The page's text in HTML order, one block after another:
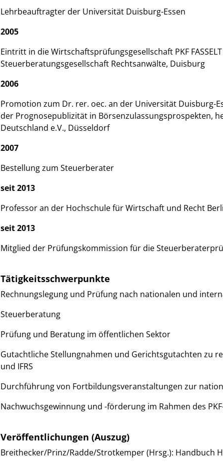
Lehrbeauftragter der Universität Duisburg-Essen
2005
Eintritt in die Wirtschaftsprüfungsgesellschaft PKF
Steuerberatungsgesellschaft Rechtsanwälte, Duisburg
2006
Promotion zum Dr. rer. oec. an der Universität Duisburg-
der Prognosepublizität in Börsenzulassungsprospekten,
Deutschland e.V., Düsseldorf
2007
Bestellung zum Steuerberater
seit 2013
Professor an der Hochschule für Wirtschaft und Recht
seit 2013
Mitglied der Prüfungskommission für die
Tätigkeitsschwerpunkte
Rechnungslegung und Prüfung nach nationalen und
Steuerberatung
Prüfung und Beratung im öffentlichen Sektor
Gutachtliche Stellungnahmen und Gerichtsgutachten zu
und IFRS
Durchführung von Fortbildungsveranstaltungen zur
Nachwuchsgewinnung und -förderung im Rahmen des
Veröffentlichungen (Auszug)
Breithecker/Prinz/Radde/Strotkemper (Hrsg.): Handbuch